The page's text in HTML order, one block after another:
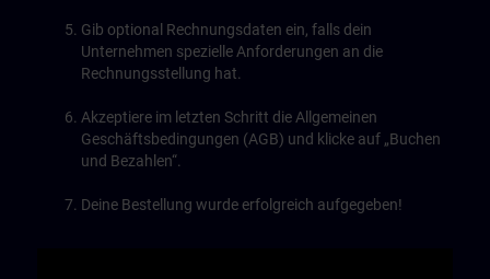
Gib optional Rechnungsdaten ein, falls dein
Unternehmen spezielle Anforderungen an die
Rechnungsstellung hat.
Akzeptiere im letzten Schritt die Allgemeinen
Geschäftsbedingungen (AGB) und klicke auf „Buchen
und Bezahlen“.
Deine Bestellung wurde erfolgreich aufgegeben!